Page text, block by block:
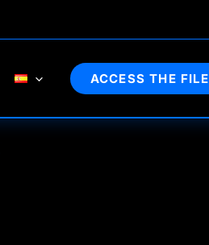
ACCESS THE FILE